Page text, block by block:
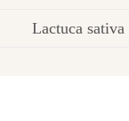
Lactuca sativa